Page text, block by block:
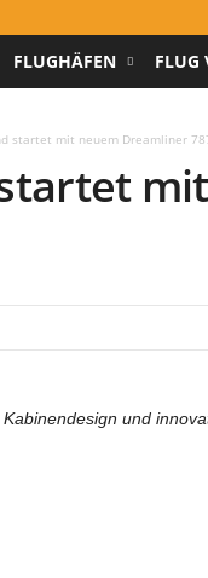
FLUGHÄFEN FLUG
startet mit neuem Dreamliner
und